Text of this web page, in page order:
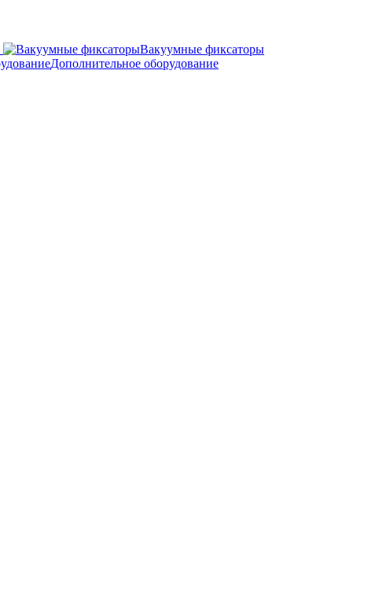
Вакуумные фиксаторы
Дополнительное оборудование